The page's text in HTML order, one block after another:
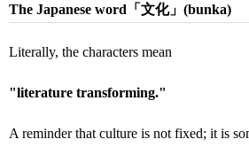
The Japanese word 「文化」 (bunka)
Literally, the characters mean
"literature transforming."
A reminder that culture is not fixed; it is